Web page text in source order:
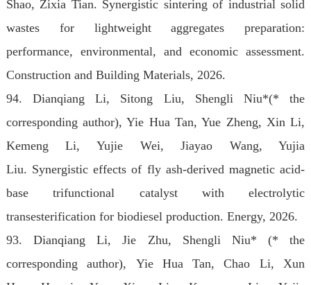
Shao, Zixia Tian. Synergistic sintering of industrial solid
wastes for lightweight aggregates preparation:
performance, environmental, and economic assessment.
Construction and Building Materials, 2026.
94.Dianqiang Li, Sitong Liu, Shengli Niu*(* the
corresponding author), Yie Hua Tan, Yue Zheng, Xin Li,
Kemeng Li, Yujie Wei, Jiayao Wang, Yujia
Liu. Synergistic effects of fly ash-derived magnetic acid-
base trifunctional catalyst with electrolytic
transesterification for biodiesel production. Energy, 2026.
93. Dianqiang Li, Jie Zhu, Shengli Niu* (* the
corresponding author), Yie Hua Tan, Chao Li, Xun